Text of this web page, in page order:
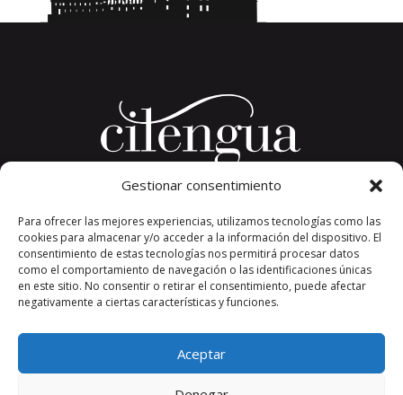
Gestionar consentimiento
Para ofrecer las mejores experiencias, utilizamos tecnologías como las
cookies para almacenar y/o acceder a la información del dispositivo. El
consentimiento de estas tecnologías nos permitirá procesar datos
como el comportamiento de navegación o las identificaciones únicas
en este sitio. No consentir o retirar el consentimiento, puede afectar
negativamente a ciertas características y funciones.
Aceptar
26326 San Millán de la Cogolla
La Rioja. España.
Teléfono: +34 941 373 389
cilengua@cilengua.es